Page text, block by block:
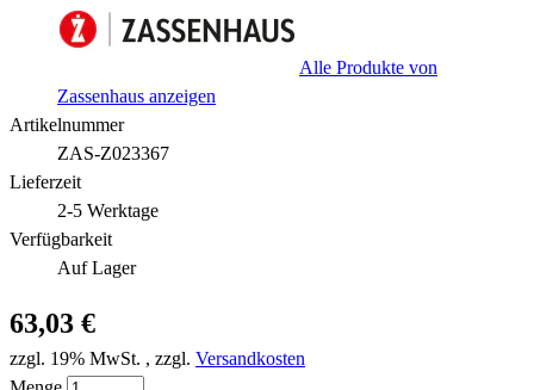
Alle Produkte von
Zassenhaus anzeigen
Artikelnummer
ZAS-Z023367
Lieferzeit
2-5 Werktage
Verfügbarkeit
Auf Lager
63,03 €
zzgl. 19% MwSt. , zzgl. Versandkosten